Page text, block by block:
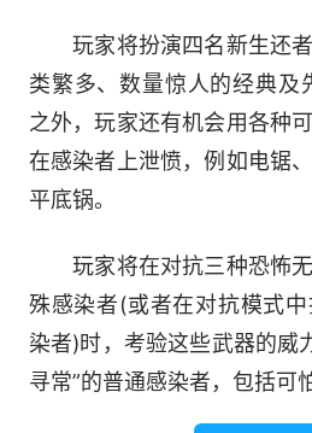
玩家将扮演四名新生还者
类繁多、数量惊人的经典及
之外，玩家还有机会用各种
在感染者上泄愤，例如电锯
平底锅。
玩家将在对抗三种恐怖无
殊感染者(或者在对抗模式
染者)时，考验这些武器的威
寻常”的普通感染者，包括可